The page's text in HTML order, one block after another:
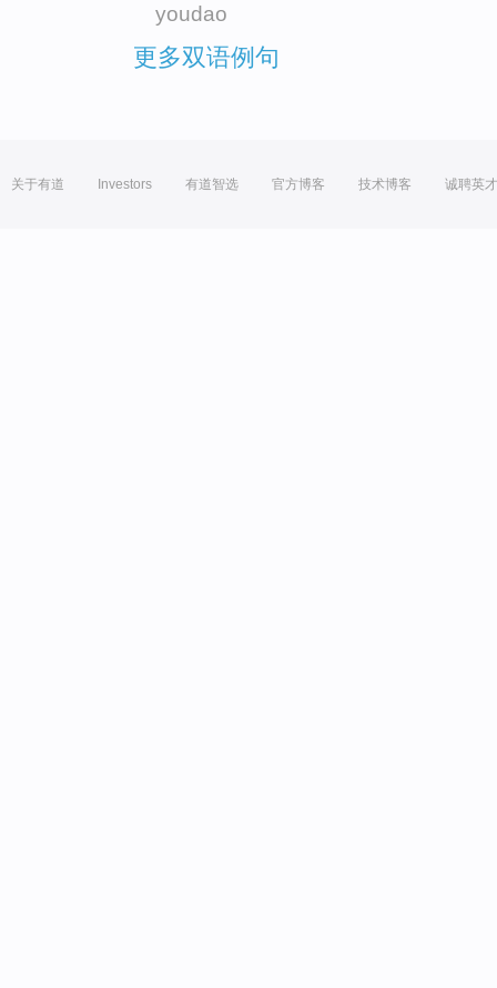
youdao
更多双语例句
关于有道 Investors 有道智选 官方博客 技术博客 诚聘英才